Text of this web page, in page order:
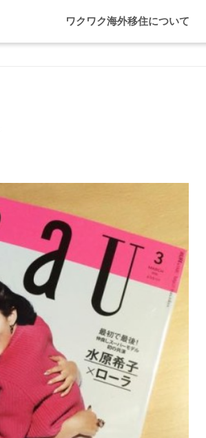
ワクワク海外移住について